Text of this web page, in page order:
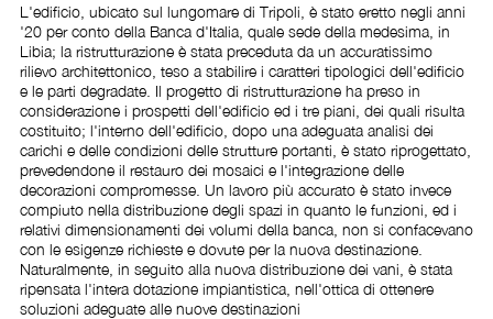
L'edificio, ubicato sul lungomare di Tripoli, è stato eretto negli anni
'20 per conto della Banca d'Italia, quale sede della medesima, in
Libia; la ristrutturazione è stata preceduta da un accuratissimo
rilievo architettonico, teso a stabilire i caratteri tipologici dell'edificio
e le parti degradate. Il progetto di ristrutturazione ha preso in
considerazione i prospetti dell'edificio ed i tre piani, dei quali risulta
costituito; l'interno dell'edificio, dopo una adeguata analisi dei
carichi e delle condizioni delle strutture portanti, è stato riprogettato,
prevedendone il restauro dei mosaici e l'integrazione delle
decorazioni compromesse. Un lavoro più accurato è stato invece
compiuto nella distribuzione degli spazi in quanto le funzioni, ed i
relativi dimensionamenti dei volumi della banca, non si confacevano
con le esigenze richieste e dovute per la nuova destinazione.
Naturalmente, in seguito alla nuova distribuzione dei vani, è stata
ripensata l'intera dotazione impiantistica, nell'ottica di ottenere
soluzioni adeguate alle nuove destinazioni